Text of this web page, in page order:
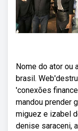
Nome do ator ou
brasil.
'conexões
mandou prender
miguez e izabel
denise saraceni,